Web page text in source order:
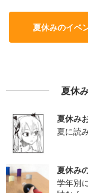
夏休みのイベ
夏休
夏休み
夏に読
夏休み
学年別